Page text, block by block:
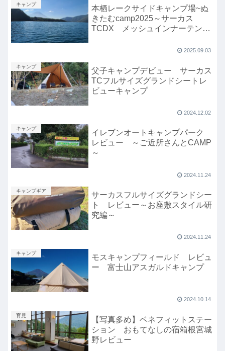
キャンプ
本栖レークサイドキャンプ場~ぬ
きたむcamp2025～サーカス
TCDX メッシュインナーテント
2025.09.03
キャンプ
父子キャンプデビュー サーカス
TCフルサイズグランドシートレ
ビューキャンプ
2024.12.02
キャンプ
イレブンオートキャンプパーク
レビュー ～ご近所さんとCAMP
～
2024.11.24
キャンプギア
サーカスフルサイズグランドシー
ト レビュー～お座敷スタイル研
究編～
2024.11.24
キャンプ
モスキャンプフィールド レビュ
ー 富士山アスガルドキャンプ
2024.10.14
育児
【写真多め】ベネフィットステー
ション おもてなしの宿箱根宮城
野レビュー